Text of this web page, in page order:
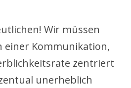
Wir müssen
einer Kommunikation,
zentriert
unerheblich